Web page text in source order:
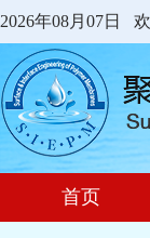
2026年08月07日
首页